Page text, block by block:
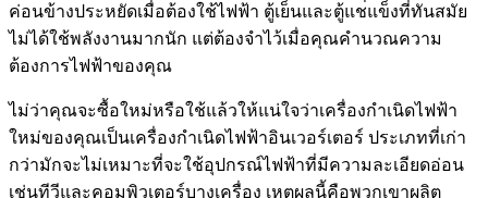
ค่อนข้างประหยัดเมื่อต้องใช้ไฟฟ้า ตู้เย็นและตู้แช่แข็งที่ทันสมัย
ไม่ได้ใช้พลังงานมากนัก แต่ต้องจำไว้เมื่อคุณคำนวณความ
ต้องการไฟฟ้าของคุณ
ไม่ว่าคุณจะซื้อใหม่หรือใช้แล้วให้แน่ใจว่าเครื่องกำเนิดไฟฟ้า
ใหม่ของคุณเป็นเครื่องกำเนิดไฟฟ้าอินเวอร์เตอร์ ประเภทที่เก่า
กว่ามักจะไม่เหมาะที่จะใช้อุปกรณ์ไฟฟ้าที่มีความละเอียดอ่อน
เช่นทีวีและคอมพิวเตอร์บางเครื่อง เหตุผลนี้คือพวกเขาผลิต